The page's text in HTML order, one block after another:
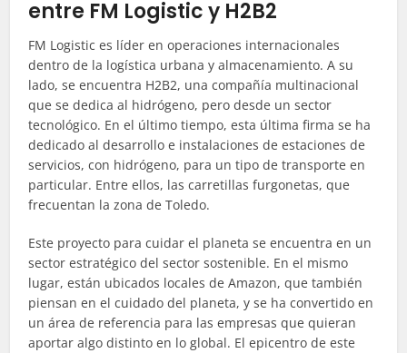
entre FM Logisticy H2B2
FM Logistic es líder en operaciones internacionales
dentro de la logística urbana y almacenamiento. A su
lado, se encuentra H2B2, una compañía multinacional
que se dedica al hidrógeno, pero desde un sector
tecnológico. En el último tiempo, esta última firma se ha
dedicado al desarrollo e instalaciones de estaciones de
servicios, con hidrógeno, para un tipo de transporte en
particular. Entre ellos, las carretillas furgonetas, que
frecuentan la zona de Toledo.
Este proyecto para cuidar el planeta se encuentra en un
sector estratégico del sector sostenible. En el mismo
lugar, están ubicados locales de Amazon, que también
piensan en el cuidado del planeta, y se ha convertido en
un área de referencia para las empresas que quieran
aportar algo distinto en lo global. El epicentro de este